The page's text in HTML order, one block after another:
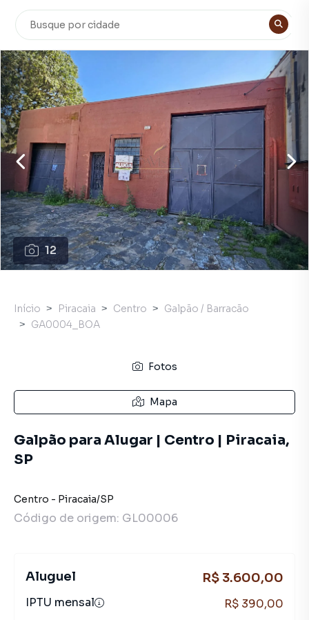
12
Início Piracaia Centro
Galpão / Barracão
GA0004_BOA
Fotos
Mapa
Galpão para Alugar | Centro | Piracaia,
SP
Centro - Piracaia/SP
Código de origem: GL00006
Aluguel R$ 3.600,00
IPTU mensal R$ 390,00